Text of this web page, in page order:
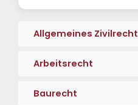
Allgemeines Zivilrecht
Arbeitsrecht
Baurecht